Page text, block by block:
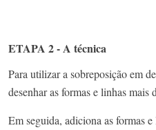
ETAPA 2 - A técnica
Para utilizar a sobreposição em
desenhar as formas e linhas mais
Em seguida, adiciona as formas